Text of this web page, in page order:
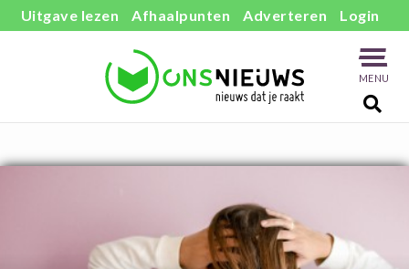
Uitgave lezen Afhaalpunten Adverteren Login
MENU